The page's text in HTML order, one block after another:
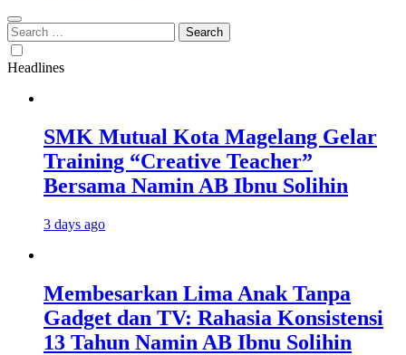
Search
for:
Headlines
SMK Mutual Kota Magelang Gelar
Training “Creative Teacher”
Bersama Namin AB Ibnu Solihin
3 days ago
Membesarkan Lima Anak Tanpa
Gadget dan TV: Rahasia Konsistensi
13 Tahun Namin AB Ibnu Solihin